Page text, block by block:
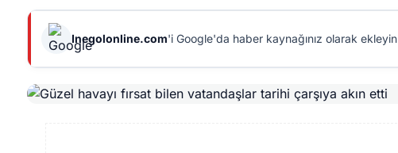
Inegolonline.com'i Google'da haber kaynağınız olarak ekleyin